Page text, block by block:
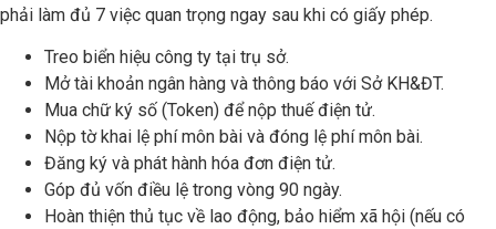
phải làm đủ 7 việc quan trọng ngay sau khi có giấy phép.
Treo biển hiệu công ty tại trụ sở.
Mở tài khoản ngân hàng và thông báo với Sở KH&ĐT.
Mua chữ ký số (Token) để nộp thuế điện tử.
Nộp tờ khai lệ phí môn bài và đóng lệ phí môn bài.
Đăng ký và phát hành hóa đơn điện tử.
Góp đủ vốn điều lệ trong vòng 90 ngày.
Hoàn thiện thủ tục về lao động, bảo hiểm xã hội (nếu có